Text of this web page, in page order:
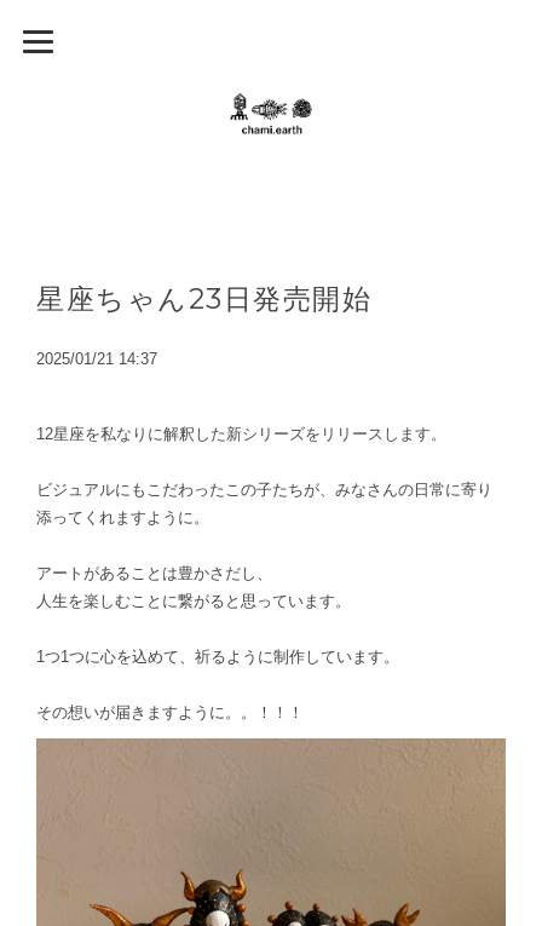
星座ちゃん23日発売開始
2025/01/21 14:37
12星座を私なりに解釈した新シリーズをリリースします。
ビジュアルにもこだわったこの子たちが、みなさんの日常に寄り
添ってくれますように。
アートがあることは豊かさだし、
人生を楽しむことに繋がると思っています。
1つ1つに心を込めて、祈るように制作しています。
その想いが届きますように。。！！！